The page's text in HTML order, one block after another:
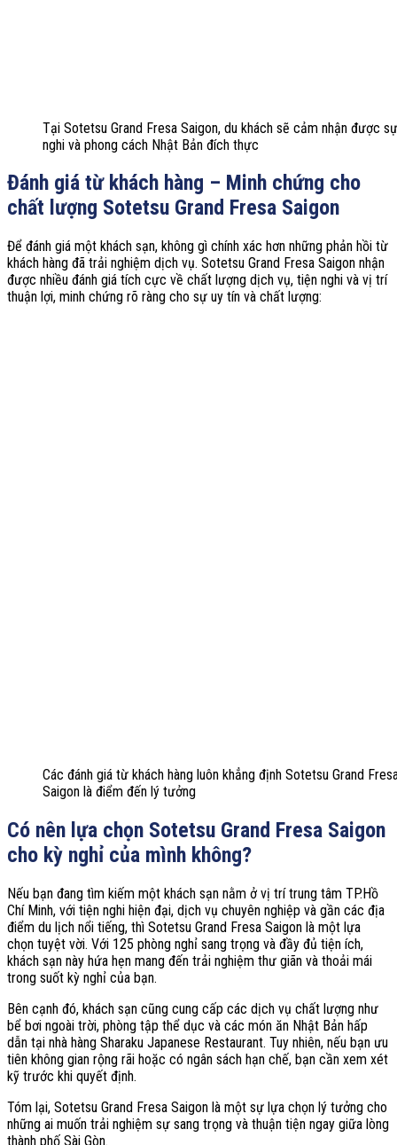
Tại Sotetsu Grand Fresa Saigon, du khách sẽ cảm nhận được
nghi và phong cách Nhật Bản đích thực
Đánh giá từ khách hàng – Minh chứng cho
chất lượng Sotetsu Grand Fresa Saigon
Để đánh giá một khách sạn, không gì chính xác hơn những phản hồi từ
khách hàng đã trải nghiệm dịch vụ. Sotetsu Grand Fresa Saigon nhận
được nhiều đánh giá tích cực về chất lượng dịch vụ, tiện nghi và vị trí
thuận lợi, minh chứng rõ ràng cho sự uy tín và chất lượng:
Các đánh giá từ khách hàng luôn khẳng định Sotetsu Grand
Saigon là điểm đến lý tưởng
Có nên lựa chọn Sotetsu Grand Fresa Saigon
cho kỳ nghỉ của mình không?
Nếu bạn đang tìm kiếm một khách sạn nằm ở vị trí trung tâm TP.Hồ
Chí Minh, với tiện nghi hiện đại, dịch vụ chuyên nghiệp và gần các địa
điểm du lịch nổi tiếng, thì Sotetsu Grand Fresa Saigon là một lựa
chọn tuyệt vời. Với 125 phòng nghỉ sang trọng và đầy đủ tiện ích,
khách sạn này hứa hẹn mang đến trải nghiệm thư giãn và thoải mái
trong suốt kỳ nghỉ của bạn.
Bên cạnh đó, khách sạn cũng cung cấp các dịch vụ chất lượng như
bể bơi ngoài trời, phòng tập thể dục và các món ăn Nhật Bản hấp
dẫn tại nhà hàng Sharaku Japanese Restaurant. Tuy nhiên, nếu bạn ưu
tiên không gian rộng rãi hoặc có ngân sách hạn chế, bạn cần xem xét
kỹ trước khi quyết định.
Tóm lại, Sotetsu Grand Fresa Saigon là một sự lựa chọn lý tưởng cho
những ai muốn trải nghiệm sự sang trọng và thuận tiện ngay giữa lòng
thành phố Sài Gòn.